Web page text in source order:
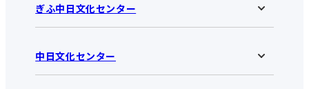
ぎふ中日文化センター
ぎふ中日文化センターHOME
お知らせ
中日文化センター